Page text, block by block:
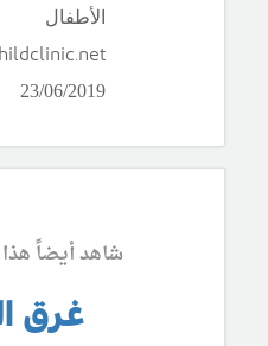
23/06/2019
شاهد أيضاً هذا
غرق